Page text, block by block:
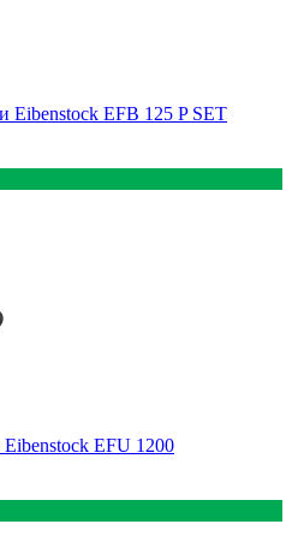
Eibenstock EFB 125 P SET
EFU 1200